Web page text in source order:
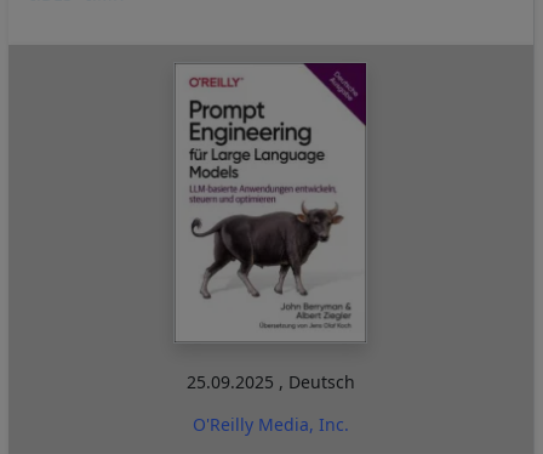
25.09.2025 , Deutsch
O'Reilly Media, Inc.